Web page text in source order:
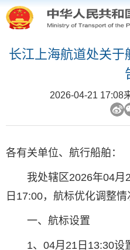
长江上海航道处关于
2026-04-21 17:08
各有关单位、航行船舶：
我处辖区2026年04月
日17:00，航标优化调整情
一、航标设置
1、04月21日13:30